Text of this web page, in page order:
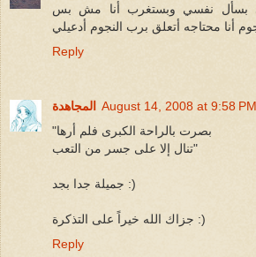
بسأل نفسي وبستغرب أنا مش بس
أنا محتاجه أتعلق برب النجوم أدعيلي
Reply
المجاهدة
August 14, 2008 at 9:58 PM
"بصرت بالراحة الكبرى فلم أرها
تنال إلا على جسر من التعب"
جميلة جدا بجد :)
جزاك الله خيراً على التذكرة :)
Reply